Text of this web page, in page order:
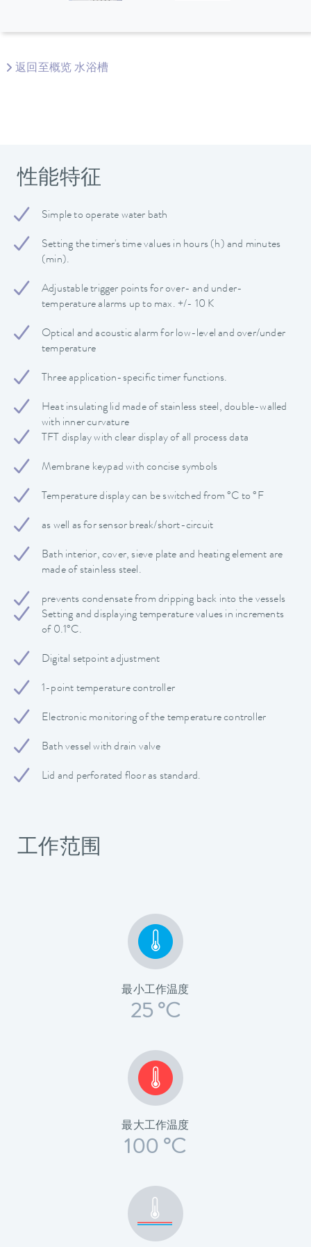
返回至概览 水浴槽
性能特征
Simple to operate water bath
Setting the timer's time values in hours (h) and minutes
(min).
Adjustable trigger points for over- and under-
temperature alarms up to max. +/- 10 K
Optical and acoustic alarm for low-level and over/under
temperature
Three application-specific timer functions.
Heat insulating lid made of stainless steel, double-walled
with inner curvature
TFT display with clear display of all process data
Membrane keypad with concise symbols
Temperature display can be switched from °C to °F
as well as for sensor break/short-circuit
Bath interior, cover, sieve plate and heating element are
made of stainless steel.
prevents condensate from dripping back into the vessels
Setting and displaying temperature values in increments
of 0.1°C.
Digital setpoint adjustment
1-point temperature controller
Electronic monitoring of the temperature controller
Bath vessel with drain valve
Lid and perforated floor as standard.
工作范围
最小工作温度
25 °C
最大工作温度
100 °C